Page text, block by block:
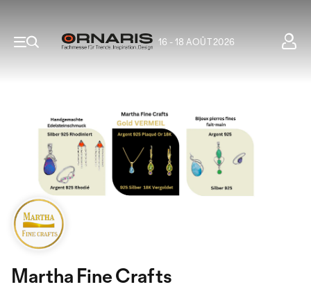
16 - 18 AOÛT 2026
Martha Fine Crafts